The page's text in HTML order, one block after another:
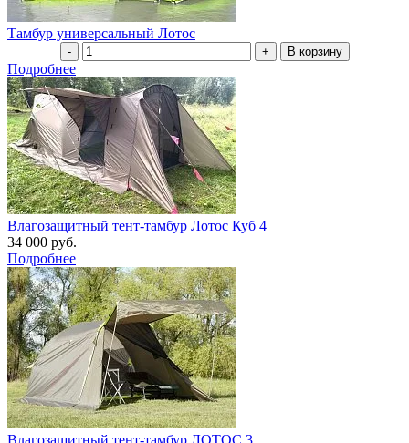
Тамбур универсальный Лотос
Подробнее
Влагозащитный тент-тамбур Лотос Куб 4
34 000 руб.
Подробнее
Влагозащитный тент-тамбур ЛОТОС 3